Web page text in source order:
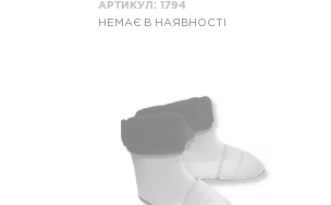
АРТИКУЛ: 1794
НЕМАЄ В НАЯВНОСТІ